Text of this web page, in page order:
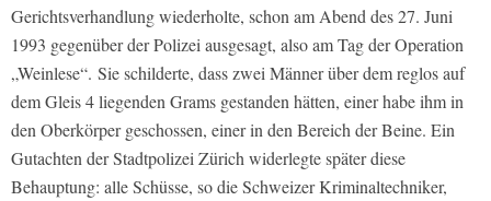
Gerichtsverhandlung wiederholte, schon am Abend des 27. Juni
1993 gegenüber der Polizei ausgesagt, also am Tag der Operation
„Weinlese“. Sie schilderte, dass zwei Männer über dem reglos auf
dem Gleis 4 liegenden Grams gestanden hätten, einer habe ihm in
den Oberkörper geschossen, einer in den Bereich der Beine. Ein
Gutachten der Stadtpolizei Zürich widerlegte später diese
Behauptung: alle Schüsse, so die Schweizer Kriminaltechniker,